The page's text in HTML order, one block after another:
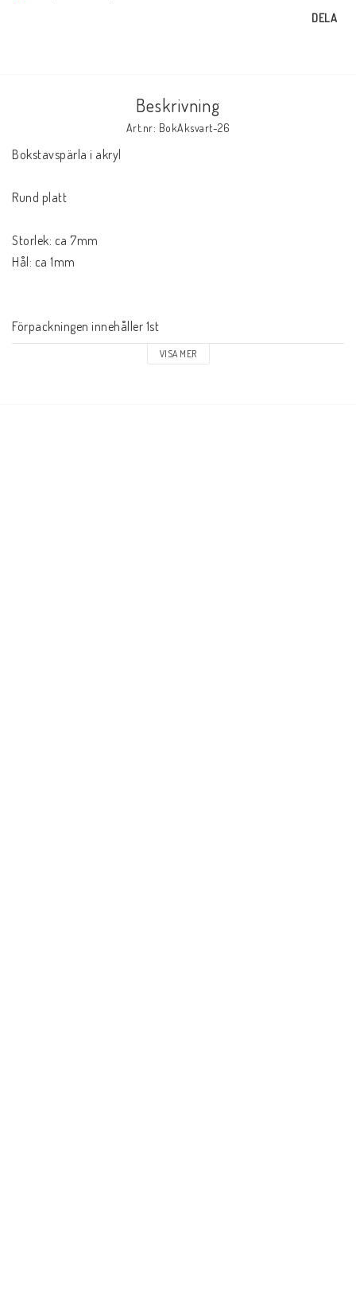
DELA
Beskrivning
Art.nr: BokAksvart-26
Bokstavspärla i akryl
Rund platt
Storlek: ca 7mm
Hål: ca 1mm
Förpackningen innehåller 1st
VISA MER